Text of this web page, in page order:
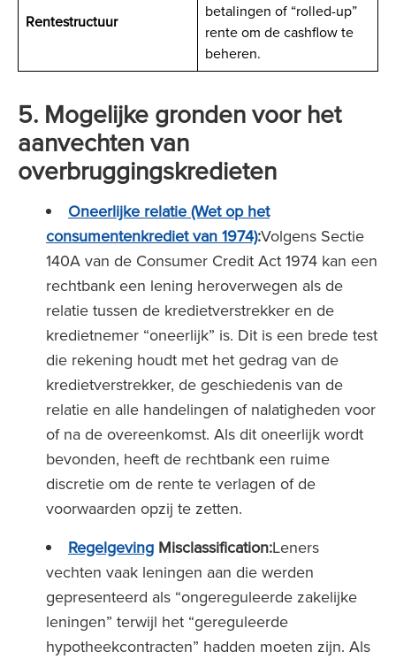
Rentestructuur
betalingen of “rolled-up”
rente om de cashflow te
beheren.
5. Mogelijke gronden voor het
aanvechten van
overbruggingskredieten
Oneerlijke relatie (Wet op het
consumentenkrediet van 1974):Volgens Sectie
140A van de Consumer Credit Act 1974 kan een
rechtbank een lening heroverwegen als de
relatie tussen de kredietverstrekker en de
kredietnemer “oneerlijk” is. Dit is een brede test
die rekening houdt met het gedrag van de
kredietverstrekker, de geschiedenis van de
relatie en alle handelingen of nalatigheden voor
of na de overeenkomst. Als dit oneerlijk wordt
bevonden, heeft de rechtbank een ruime
discretie om de rente te verlagen of de
voorwaarden opzij te zetten.
Regelgeving Misclassification:Leners
vechten vaak leningen aan die werden
gepresenteerd als “ongereguleerde zakelijke
leningen” terwijl het “gereguleerde
hypotheekcontracten” hadden moeten zijn. Als